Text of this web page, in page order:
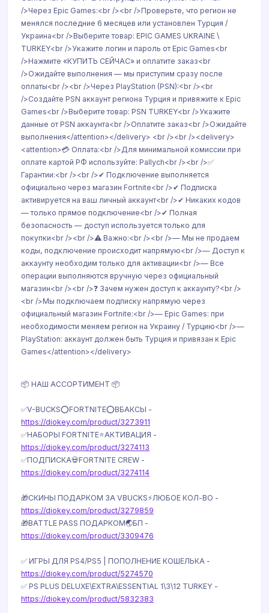
/>Через Epic Games:<br /><br />Проверьте, что регион не
менялся последние 6 месяцев или установлен Турция /
Украина<br />Выберите товар: EPIC GAMES UKRAINE \
TURKEY<br />Укажите логин и пароль от Epic Games<br
/>Нажмите «КУПИТЬ СЕЙЧАС» и оплатите заказ<br
/>Ожидайте выполнения — мы приступим сразу после
оплаты<br /><br />Через PlayStation (PSN):<br /><br
/>Создайте PSN аккаунт региона Турция и привяжите к Epic
Games<br />Выберите товар: PSN TURKEY<br />Укажите
данные от PSN аккаунта<br />Оплатите заказ<br />Ожидайте
выполнения</attention></delivery> <br /><br /><delivery>
<attention>💳 Оплата:<br />Для минимальной комиссии при
оплате картой РФ используйте: Pallych<br /><br />✅
Гарантии:<br /><br />✔ Подключение выполняется
официально через магазин Fortnite<br />✔ Подписка
активируется на ваш личный аккаунт<br />✔ Никаких кодов
— только прямое подключение<br />✔ Полная
безопасность — доступ используется только для
покупки<br /><br />⚠️ Важно:<br /><br />— Мы не продаем
коды, подключение происходит напрямую<br />— Доступ к
аккаунту необходим только для активации<br />— Все
операции выполняются вручную через официальный
магазин<br /><br />❓ Зачем нужен доступ к аккаунту?<br />
<br />Мы подключаем подписку напрямую через
официальный магазин Fortnite:<br />— Epic Games: при
необходимости меняем регион на Украину / Турцию<br />—
PlayStation: аккаунт должен быть Турция и привязан к Epic
Games</attention></delivery>
📦 НАШ АССОРТИМЕНТ 📦
✅V-BUCKS⭕️FORTNITE⭕️ВБАКСЫ -
https://diokey.com/product/3273911
✅НАБОРЫ FORTNITE⭐️АКТИВАЦИЯ -
https://diokey.com/product/3274113
✅ПОДПИСКА💀FORTNITE CREW -
https://diokey.com/product/3274114
🎁СКИНЫ ПОДАРКОМ ЗА VBUCKS⚡️ЛЮБОЕ КОЛ-ВО -
https://diokey.com/product/3279859
🎁BATTLE PASS ПОДАРКОМ🌏БП -
https://diokey.com/product/3309476
✅ ИГРЫ ДЛЯ PS4/PS5 | ПОПОЛНЕНИЕ КОШЕЛЬКА -
https://diokey.com/product/5274570
✅ PS PLUS DELUXE\EXTRA\ESSENTIAL 1\3\12 TURKEY -
https://diokey.com/product/5832383